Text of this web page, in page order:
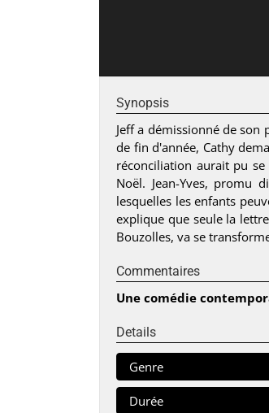
Synopsis
Jeff a démissionné de
de fin d'année, Cathy
réconciliation aurait pu
Noël. Jean-Yves, promu
lesquelles les enfants
explique que seule la
Bouzolles, va se
Commentaires
Une comédie
Details
Genre
Durée